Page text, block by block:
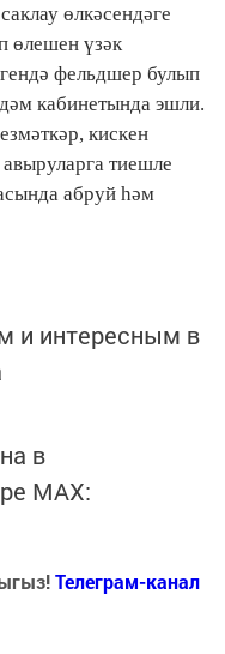
өлкәсендәге
өлешен үзәк
фельдшер булып
кабинетында эшли.
кискен
тиешле
абруй һәм
и интересным в
в
MАХ:
Телеграм-канал